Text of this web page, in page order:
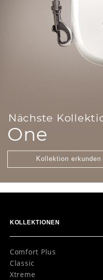
Nächste
One
Kollektion erkunden
KOLLEKTIONEN
Comfort Plus
Classic
Xtreme